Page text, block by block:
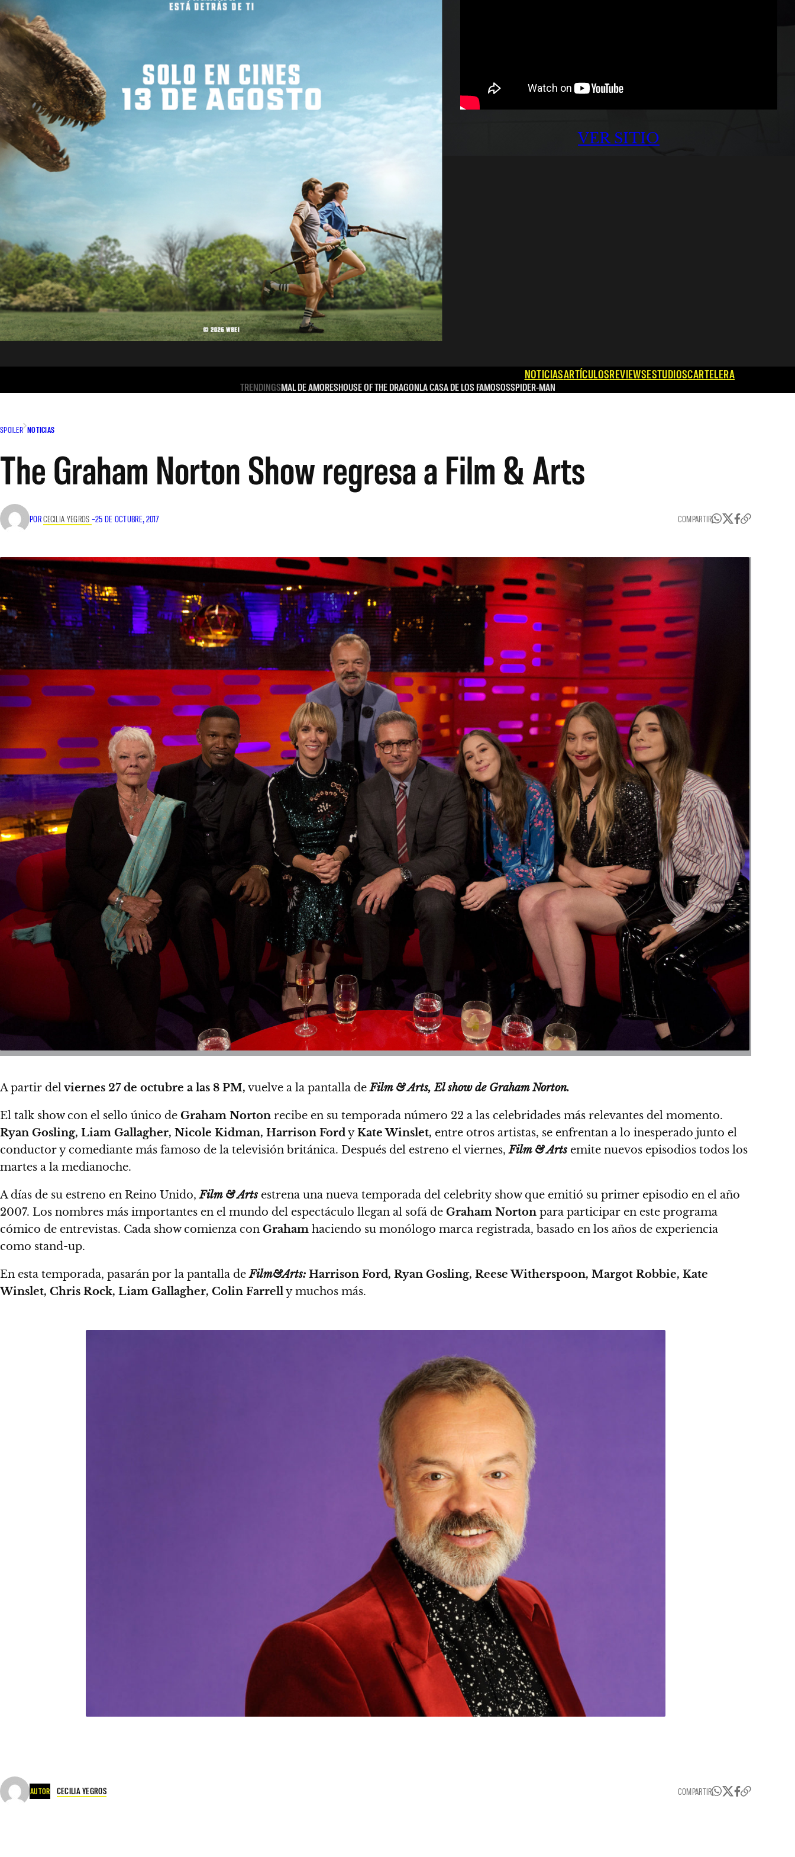
VER SITIO
NOTICIASARTÍCULOSREVIEWSESTUDIOSCARTELERA
TRENDINGSMAL DE AMORESHOUSE OF THE DRAGONLA CASA DE LOS FAMOSOSSPIDER-MAN
SPOILER NOTICIAS
The Graham Norton Show regresa a Film & Arts
PORCECILIA YEGROS –25 DE OCTUBRE, 2017 COMPARTIR
A partir delviernes 27 de octubre a las 8 PM, vuelve a la pantalla deFilm & Arts, El show de Graham Norton.
El talk show con el sello único de Graham Norton recibe en su temporada número 22 a las celebridades más relevantes del momento.
Ryan Gosling, Liam Gallagher, Nicole Kidman, Harrison FordyKate Winslet, entre otros artistas, se enfrentan a lo inesperado junto el
conductor y comediante más famoso de la televisión británica. Después del estreno el viernes,Film & Arts emite nuevos episodios todos los
martes a la medianoche.
A días de su estreno en Reino Unido,Film & Arts estrena una nueva temporada del celebrity show que emitió su primer episodio en el año
2007. Los nombres más importantes en el mundo del espectáculo llegan al sofá de Graham Norton para participar en este programa
cómico de entrevistas. Cada show comienza con Graham haciendo su monólogo marca registrada, basado en los años de experiencia
como stand-up.
En esta temporada, pasarán por la pantalla deFilm&Arts: Harrison Ford, Ryan Gosling, Reese Witherspoon, Margot Robbie, Kate
Winslet, Chris Rock, Liam Gallagher, Colin Farrelly muchos más.
AUTOR CECILIA YEGROS COMPARTIR